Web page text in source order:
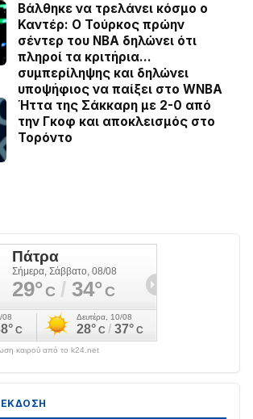
Βάλθηκε να τρελάνει κόσμο ο
Καντέρ: Ο Τούρκος πρώην
σέντερ του NBA δηλώνει ότι
πληροί τα κριτήρια…
συμπερίληψης και δηλώνει
υποψήφιος να παίξει στο WNBA
Ήττα της Σάκκαρη με 2-0 από
την Γκοφ και αποκλεισμός στο
Τορόντο
καιρού από το k24.net